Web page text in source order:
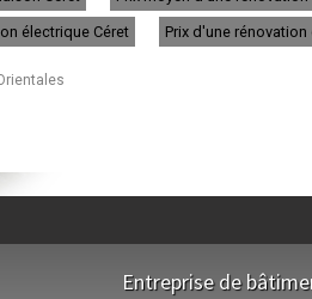
de rénovation immobilière à Rivesaltes
de rénovation immobilière à Céret
de rénovation immobilière à Elne
de rénovation immobilière à Thuir
de rénovation immobilière à Toulouges
de rénovation immobilière à Ille-sur-Têt
de rénovation immobilière à Canohès
de rénovation immobilière à Sainte-Marie
électrique Céret Prix d'une
Entreprise de